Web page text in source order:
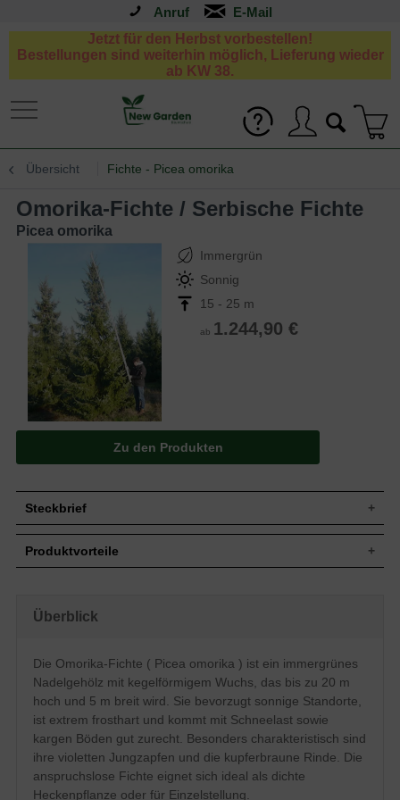
Anruf
Jetzt für den Herbst vorbestellen!
Bestellungen sind weiterhin möglich, Lieferung wieder
ab KW 38.
Übersicht Fichte - Picea omorika
Omorika-Fichte / Serbische Fichte
Picea omorika
Immergrün
Sonnig
15 - 25 m
ab 1.244,90 €
Zu den Produkten
Steckbrief
Zuwachs
Wuchsform
Frucht
Zapfen violettpurpur, ältere Zapfen
zimtbraun
Blüte
Unscheinbar im Mai
Rinde
Kupferbraun
Boden
Insgesamt sehr anspruchslos, Staunässe
meiden
Standort
Sonnig
Verwendung
Heckenpflanze, Einzelstellung
Produktvorteile
anspruchslos (Boden)
schwer durchdringliche Hecke
Bodenverdichtung meiden
Staunässe vermeiden
Überblick
Die Omorika-Fichte ( Picea omorika ) ist ein immergrünes
Nadelgehölz mit kegelförmigem Wuchs, das bis zu 20 m
hoch und 5 m breit wird. Sie bevorzugt sonnige Standorte,
ist extrem frosthart und kommt mit Schneelast sowie
kargen Böden gut zurecht. Besonders charakteristisch sind
ihre violetten Jungzapfen und die kupferbraune Rinde. Die
anspruchslose Fichte eignet sich ideal als dichte
Heckenpflanze oder für Einzelstellung.